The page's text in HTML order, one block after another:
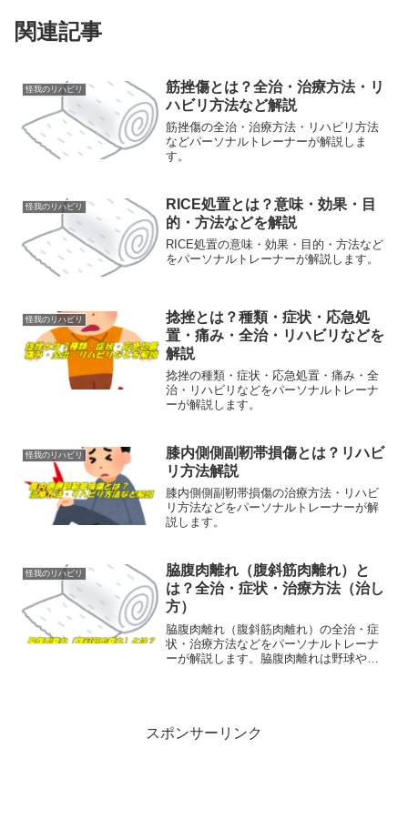
関連記事
怪我のリハビリ
筋挫傷とは？全治・治療方法・リ
ハビリ方法など解説
筋挫傷の全治・治療方法・リハビリ方法
などパーソナルトレーナーが解説しま
す。
怪我のリハビリ
RICE処置とは？意味・効果・目
的・方法などを解説
RICE処置の意味・効果・目的・方法など
をパーソナルトレーナーが解説します。
怪我のリハビリ
捻挫とは？種類・症状・応急処
置・痛み・全治・リハビリなどを
解説
捻挫の種類・症状・応急処置・痛み・全
治・リハビリなどをパーソナルトレーナ
ーが解説します。
怪我のリハビリ
膝内側側副靭帯損傷とは？リハビ
リ方法解説
膝内側側副靭帯損傷の治療方法・リハビ
リ方法などをパーソナルトレーナーが解
説します。
怪我のリハビリ
脇腹肉離れ（腹斜筋肉離れ）と
は？全治・症状・治療方法（治し
方）
脇腹肉離れ（腹斜筋肉離れ）の全治・症
状・治療方法などをパーソナルトレーナ
ーが解説します。脇腹肉離れは野球やテ
スポンサーリンク